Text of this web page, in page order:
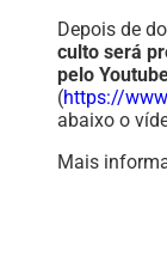
Depois de
culto será
pelo
(https://
abaixo o
Mais